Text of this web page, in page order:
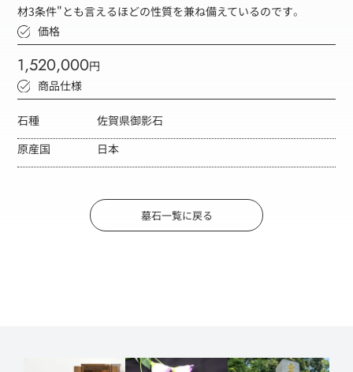
材3条件"とも言えるほどの性質を兼ね備えているのです。
価格
1,520,000円
商品仕様
石種
佐賀県御影石
原産国
日本
墓石一覧に戻る